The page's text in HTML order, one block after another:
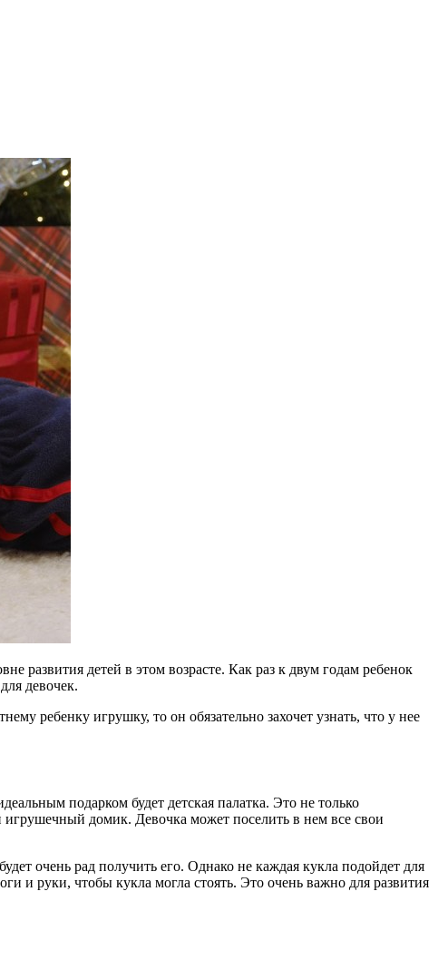
развития детей в этом возрасте. Как раз к двум годам ребенок
девочек.
ребенку игрушку, то он обязательно захочет узнать, что у нее
подарком будет детская палатка. Это не только
игрушечный домик. Девочка может поселить в нем все свои
очень рад получить его. Однако не каждая кукла подойдет для
и руки, чтобы кукла могла стоять. Это очень важно для развития